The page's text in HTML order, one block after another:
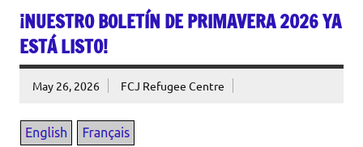
¡NUESTRO BOLETÍN DE PRIMAVERA 2026 YA
ESTÁ LISTO!
May 26, 2026 FCJ Refugee Centre